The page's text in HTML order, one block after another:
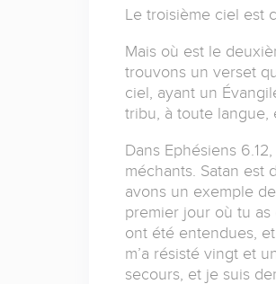
Le troisième ciel est
Mais où est le
trouvons un verset
ciel, ayant un
tribu, à toute langue,
Dans Ephésiens
méchants. Satan est
avons un exemple
premier jour où tu
ont été entendues,
m’a résisté vingt et
secours, et je suis